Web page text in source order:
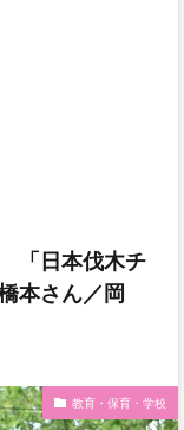
「日本伐木チ
本さん／岡
教育・保育・学校